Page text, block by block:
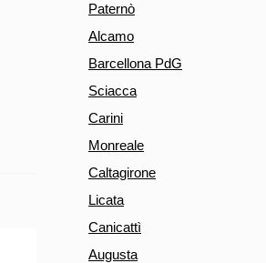
Paternò
Alcamo
Barcellona PdG
Sciacca
Carini
Monreale
Caltagirone
Licata
Canicattì
Augusta